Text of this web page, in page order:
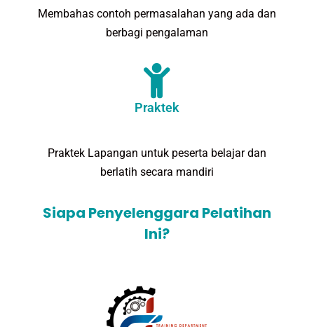
Membahas contoh permasalahan yang ada dan
berbagi pengalaman
Praktek
Praktek Lapangan untuk peserta belajar dan
berlatih secara mandiri
Siapa Penyelenggara Pelatihan
Ini?